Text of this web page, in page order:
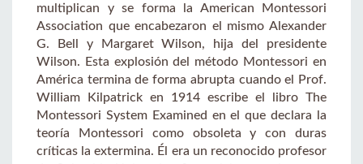
multiplican y se forma la American Montessori
Association que encabezaron el mismo Alexander
G. Bell y Margaret Wilson, hija del presidente
Wilson. Esta explosión del método Montessori en
América termina de forma abrupta cuando el Prof.
William Kilpatrick en 1914 escribe el libro The
Montessori System Examined en el que declara la
teoría Montessori como obsoleta y con duras
críticas la extermina. Él era un reconocido profesor